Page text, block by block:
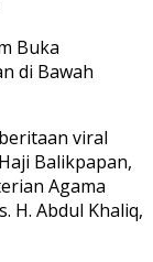
viral
Balikpapan,
Agama
H. Abdul Khaliq,